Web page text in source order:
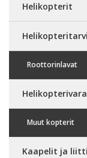
Helikopterit
Roottorinlavat
Muut kopterit
Kaapelit ja